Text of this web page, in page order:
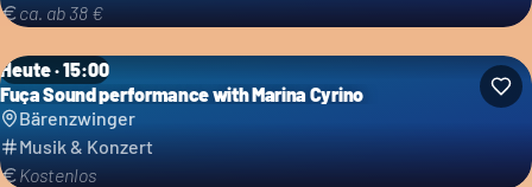
ca. ab 38 €
Heute · 15:00
Fuça Sound performance with Marina Cyrino
Bärenzwinger
Musik & Konzert
Kostenlos